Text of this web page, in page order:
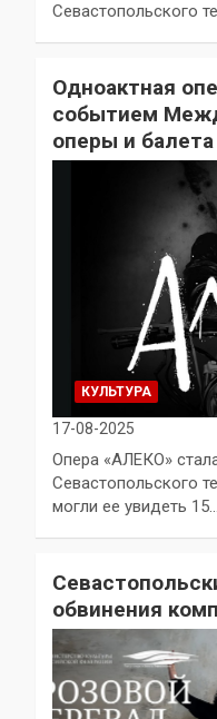
Севастопольского
Одноактная
событием
оперы и
КУЛЬТУРА
17-08-2025
Опера «АЛЕКО»
Севастопольского
могли ее увидеть 15…
обвинения